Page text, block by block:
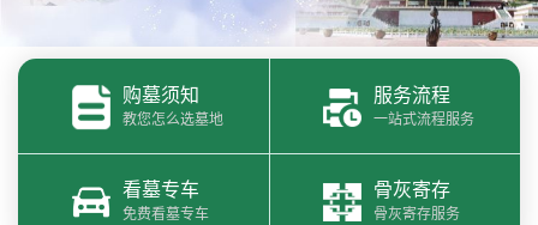
购墓须知
教您怎么选墓地
服务流程
一站式流程服务
看墓专车
免费看墓专车
骨灰寄存
骨灰寄存服务